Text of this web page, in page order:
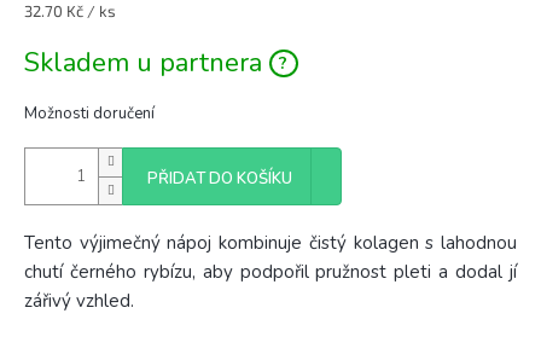
32.70 Kč / ks
Skladem u partnera
Možnosti doručení
PŘIDAT DO KOŠÍKU
Tento výjimečný nápoj kombinuje čistý kolagen s lahodnou
chutí černého rybízu, aby podpořil pružnost pleti a dodal jí
zářivý vzhled.